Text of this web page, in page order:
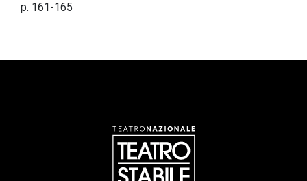
p. 161-165